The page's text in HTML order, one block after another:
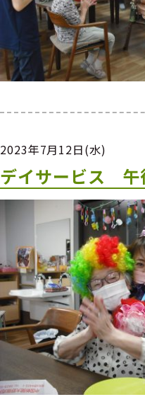
2023年7月12日(水)
デイサービス 午